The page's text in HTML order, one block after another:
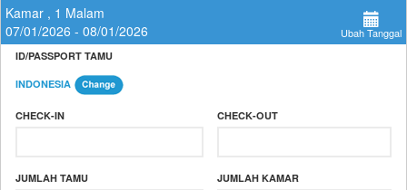
Kamar , 1 Malam
07/01/2026 - 08/01/2026
Ubah Tanggal
ID/PASSPORT TAMU
INDONESIA
CHECK-IN CHECK-OUT
JUMLAH TAMU JUMLAH KAMAR